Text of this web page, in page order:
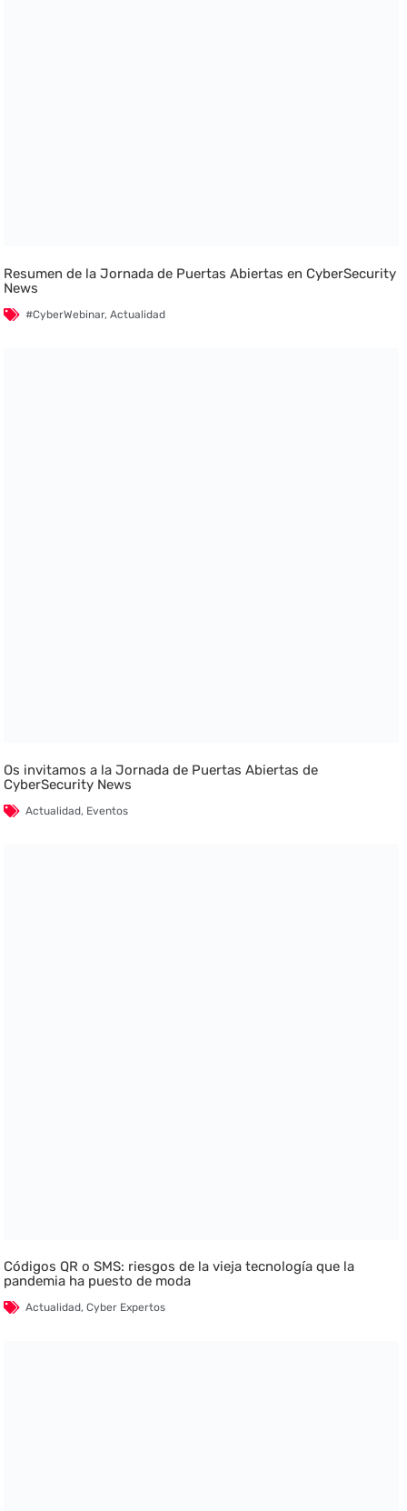
Resumen de la Jornada de Puertas Abiertas en CyberSecurity
News
#CyberWebinar,Actualidad
Os invitamos a la Jornada de Puertas Abiertas de
CyberSecurity News
Actualidad, Eventos
Códigos QR o SMS: riesgos de la vieja tecnología que la
pandemia ha puesto de moda
Actualidad,Cyber Expertos